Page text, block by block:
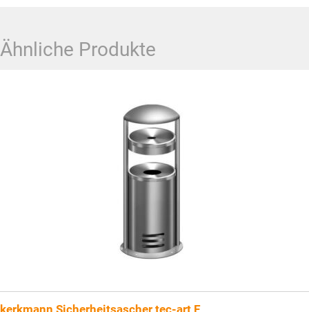
Ähnliche Produkte